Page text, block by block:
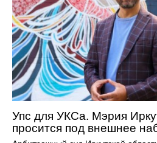
Упс для УКСа. Мэрия
просится под внешнее